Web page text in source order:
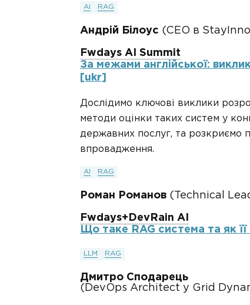
AI RAG
Андрій Білоус (CEO в
Fwdays AI Summit
За межами англійської:
[ukr]
Дослідимо ключові виклики
методи оцінки таких систем у
державних послуг, та розкриємо
впровадження.
AI RAG
Роман Романов (Technical
Fwdays+DevRain AI
Що таке RAG система та як
LLM RAG
Дмитро Сподарець
(DevOps Architect у Grid